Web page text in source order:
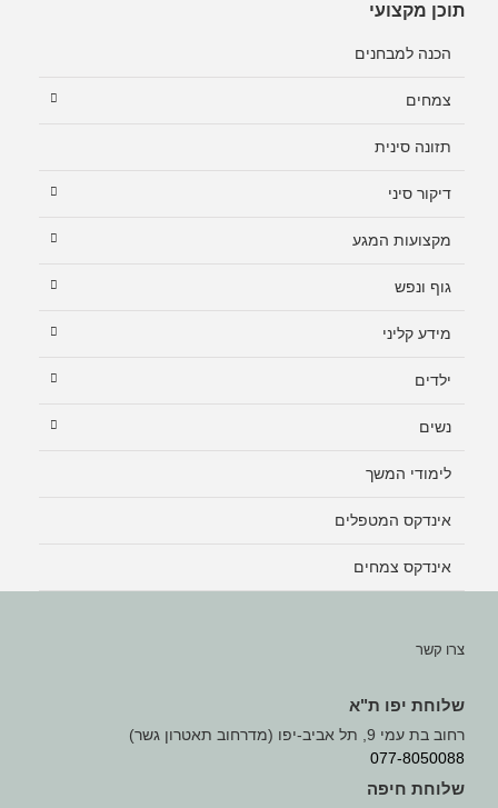
תוכן מקצועי
הכנה למבחנים
צמחים
תזונה סינית
דיקור סיני
מקצועות המגע
גוף ונפש
מידע קליני
ילדים
נשים
לימודי המשך
אינדקס המטפלים
אינדקס צמחים
צרו קשר
שלוחת יפו ת"א
רחוב בת עמי 9, תל אביב-יפו (מדרחוב תאטרון גשר)
077-8050088
שלוחת חיפה